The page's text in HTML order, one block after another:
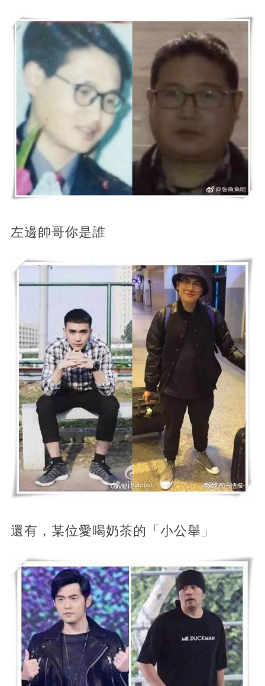
左邊帥哥你是誰
還有，某位愛喝奶茶的「小公舉」